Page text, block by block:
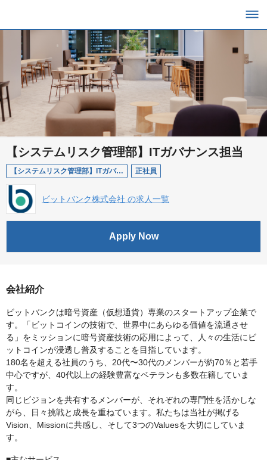
【システムリスク管理部】ITガバナンス担当
【システムリスク管理部】ITガバナンス担当 正社員
ビットバンク株式会社 の求人一覧
Apply Now
会社紹介
ビットバンクは暗号資産（仮想通貨）専業のスタートアップ企業で
す。「ビットコインの技術で、世界中にあらゆる価値を流通させ
る」をミッションに暗号資産技術の応用によって、人々の生活にビ
ットコインが浸透し普及することを目指しています。
180名を超える社員のうち、20代〜30代のメンバーが約70％と若手
中心ですが、40代以上の経験豊富なベテランも多数在籍していま
す。
同じビジョンを共有するメンバーが、それぞれの専門性を活かしな
がら、日々挑戦と成長を重ねています。私たちは当社が掲げる
Vision、Missionに共感し、そして3つのValuesを大切にしていま
す。